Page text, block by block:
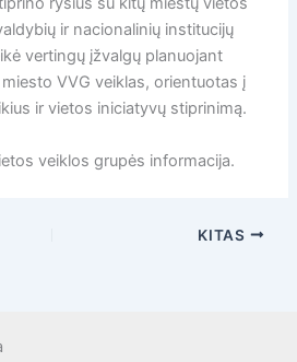
ir nacionalinių institucijų
vertingų įžvalgų planuojant
VVG veiklas, orientuotas į
ir vietos iniciatyvų stiprinimą.
veiklos grupės informacija.
KITAS